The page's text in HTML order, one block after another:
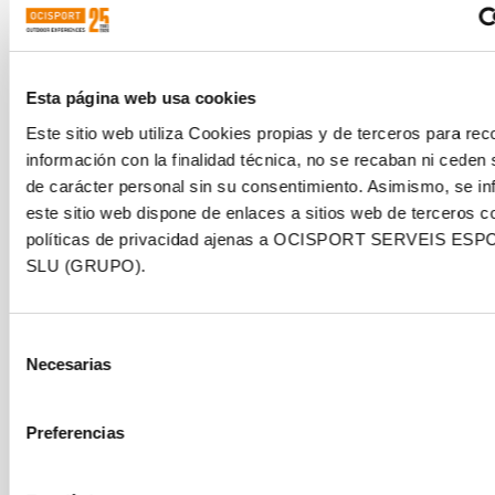
Esta página web usa cookies
Este sitio web utiliza Cookies propias y de terceros para
información con la finalidad técnica, no se recaban ni ceden
de carácter personal sin su consentimiento. Asimismo, se
este sitio web dispone de enlaces a sitios web de terceros
políticas de privacidad ajenas a OCISPORT SERVEIS
SLU (GRUPO).
Necesarias
Preferencias
Síguenos en redes para poder conocer las
novedades y innovaciones del sector.
INSTITUTIONAL SPONSORS